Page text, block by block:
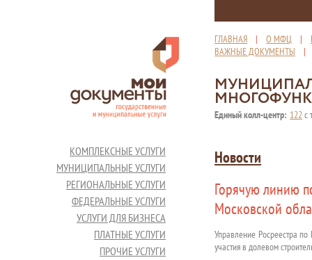
ГЛАВНАЯ | О МФЦ |
ВАЖНЫЕ ДОКУМЕНТЫ
Единый колл-центр: 122с
КОМПЛЕКСНЫЕ УСЛУГИ
МУНИЦИПАЛЬНЫЕ УСЛУГИ
РЕГИОНАЛЬНЫЕ УСЛУГИ
ФЕДЕРАЛЬНЫЕ УСЛУГИ
УСЛУГИ ДЛЯ БИЗНЕСА
ПЛАТНЫЕ УСЛУГИ
ПРОЧИЕ УСЛУГИ
Новости
Горячую линию
Московской
Управление Росреестра
участия в долевом